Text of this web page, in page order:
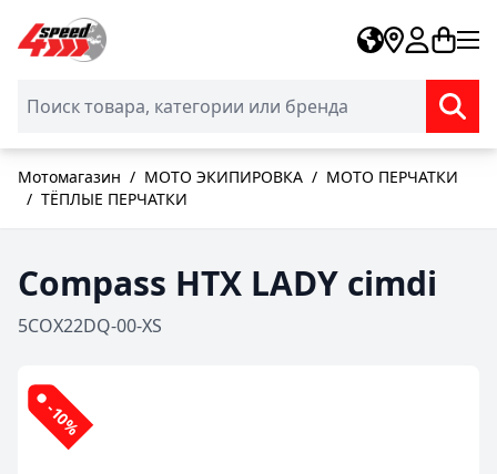
Skip to Content
Мотомагазин / МОТО ЭКИПИРОВКА / МОТО ПЕРЧАТКИ
/ ТЁПЛЫЕ ПЕРЧАТКИ
Compass HTX LADY cimdi
5COX22DQ-00-XS
-10%